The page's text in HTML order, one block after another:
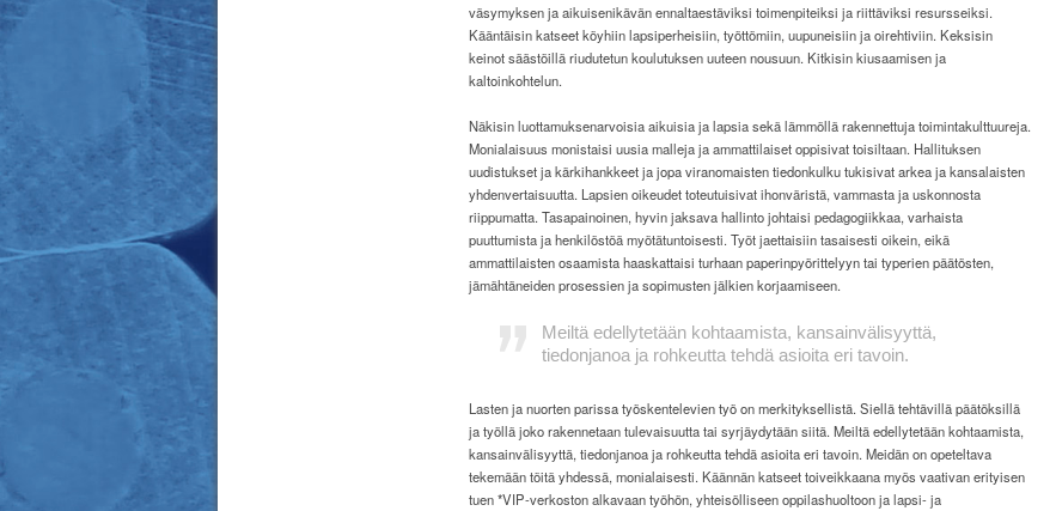
väsymyksen ja aikuisenikävän ennaltaestäviksi toimenpiteiksi ja riittäviksi resursseiksi.
Kääntäisin katseet köyhiin lapsiperheisiin, työttömiin, uupuneisiin ja oirehtiviin. Keksisin
keinot säästöillä riudutetun koulutuksen uuteen nousuun. Kitkisin kiusaamisen ja
kaltoinkohtelun.
Näkisin luottamuksenarvoisia aikuisia ja lapsia sekä lämmöllä rakennettuja toimintakulttuureja.
Monialaisuus monistaisi uusia malleja ja ammattilaiset oppisivat toisiltaan. Hallituksen
uudistukset ja kärkihankkeet ja jopa viranomaisten tiedonkulku tukisivat arkea ja kansalaisten
yhdenvertaisuutta. Lapsien oikeudet toteutuisivat ihonväristä, vammasta ja uskonnosta
riippumatta. Tasapainoinen, hyvin jaksava hallinto johtaisi pedagogiikkaa, varhaista
puuttumista ja henkilöstöä myötätuntoisesti. Työt jaettaisiin tasaisesti oikein, eikä
ammattilaisten osaamista haaskattaisi turhaan paperinpyörittelyyn tai typerien päätösten,
jämähtäneiden prosessien ja sopimusten jälkien korjaamiseen.
Meiltä edellytetään kohtaamista, kansainvälisyyttä,
tiedonjanoa ja rohkeutta tehdä asioita eri tavoin.
Lasten ja nuorten parissa työskentelevien työ on merkityksellistä. Siellä tehtävillä päätöksillä
ja työllä joko rakennetaan tulevaisuutta tai syrjäydytään siitä. Meiltä edellytetään kohtaamista,
kansainvälisyyttä, tiedonjanoa ja rohkeutta tehdä asioita eri tavoin. Meidän on opeteltava
tekemään töitä yhdessä, monialaisesti. Käännän katseet toiveikkaana myös vaativan erityisen
tuen *VIP-verkoston alkavaan työhön, yhteisölliseen oppilashuoltoon ja lapsi- ja